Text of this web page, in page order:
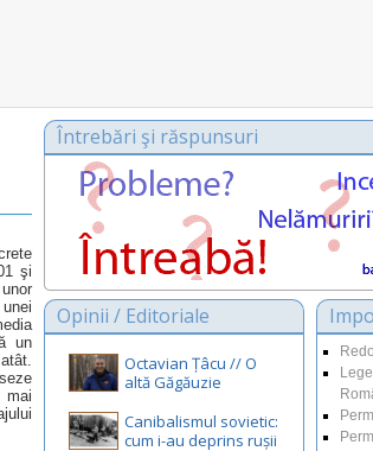
şi
un
Întrebări şi răspunsuri
Opinii / Editoriale
Octavian Țâcu // O
altă Găgăuzie
Canibalismul sovietic:
cum i-au deprins rușii